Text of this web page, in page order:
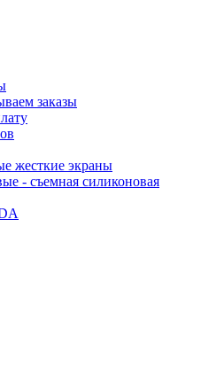
заказы
жесткие экраны
- съемная силиконовая